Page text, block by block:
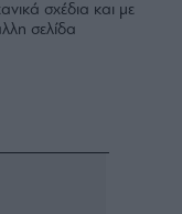
σχέδια και με
σελίδα